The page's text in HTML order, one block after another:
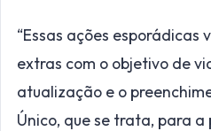
“Essas ações esporádicas
extras com o objetivo de
atualização e o
Único, que se trata, para a